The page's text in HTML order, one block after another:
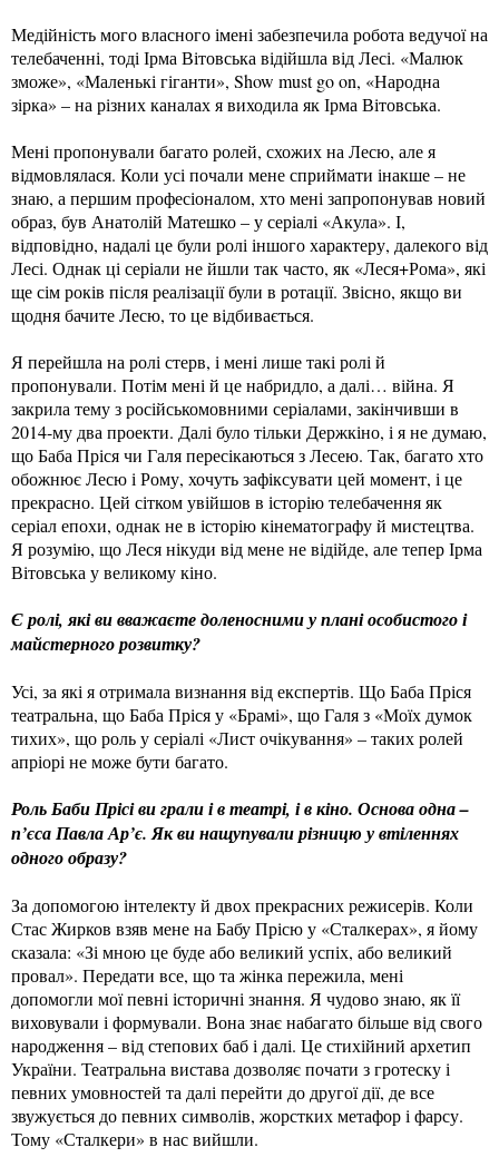
Медійність мого власного імені забезпечила робота ведучої на
телебаченні, тоді Ірма Вітовська відійшла від Лесі. «Малюк
зможе», «Маленькі гіганти», Show must go on, «Народна
зірка» – на різних каналах я виходила як Ірма Вітовська.
Мені пропонували багато ролей, схожих на Лесю, але я
відмовлялася. Коли усі почали мене сприймати інакше – не
знаю, а першим професіоналом, хто мені запропонував новий
образ, був Анатолій Матешко – у серіалі «Акула». І,
відповідно, надалі це були ролі іншого характеру, далекого від
Лесі. Однак ці серіали не йшли так часто, як «Леся+Рома», які
ще сім років після реалізації були в ротації. Звісно, якщо ви
щодня бачите Лесю, то це відбивається.
Я перейшла на ролі стерв, і мені лише такі ролі й
пропонували. Потім мені й це набридло, а далі… війна. Я
закрила тему з російськомовними серіалами, закінчивши в
2014-му два проекти. Далі було тільки Держкіно, і я не думаю,
що Баба Пріся чи Галя пересікаються з Лесею. Так, багато хто
обожнює Лесю і Рому, хочуть зафіксувати цей момент, і це
прекрасно. Цей сітком увійшов в історію телебачення як
серіал епохи, однак не в історію кінематографу й мистецтва.
Я розумію, що Леся нікуди від мене не відійде, але тепер Ірма
Вітовська у великому кіно.
Є ролі, які ви вважаєте доленосними у плані особистого і
майстерного розвитку?
Усі, за які я отримала визнання від експертів. Що Баба Пріся
театральна, що Баба Пріся у «Брамі», що Галя з «Моїх думок
тихих», що роль у серіалі «Лист очікування» – таких ролей
апріорі не може бути багато.
Роль Баби Прісі ви грали і в театрі, і в кіно. Основа одна –
п’єса Павла Ар’є. Як ви нащупували різницю у втіленнях
одного образу?
За допомогою інтелекту й двох прекрасних режисерів. Коли
Стас Жирков взяв мене на Бабу Прісю у «Сталкерах», я йому
сказала: «Зі мною це буде або великий успіх, або великий
провал». Передати все, що та жінка пережила, мені
допомогли мої певні історичні знання. Я чудово знаю, як її
виховували і формували. Вона знає набагато більше від свого
народження – від степових баб і далі. Це стихійний архетип
України. Театральна вистава дозволяє почати з гротеску і
певних умовностей та далі перейти до другої дії, де все
звужується до певних символів, жорстких метафор і фарсу.
Тому «Сталкери» в нас вийшли.